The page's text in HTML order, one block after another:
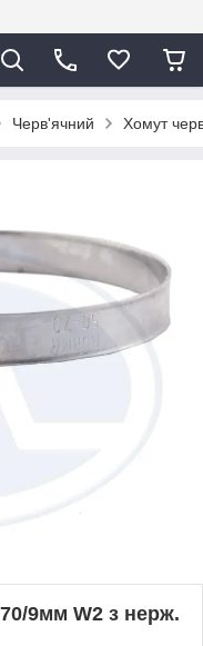
Черв'ячний Хомут
9мм W2 з нерж.